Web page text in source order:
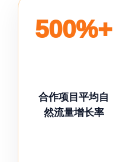
500%+
合作项目平均自
然流量增长率